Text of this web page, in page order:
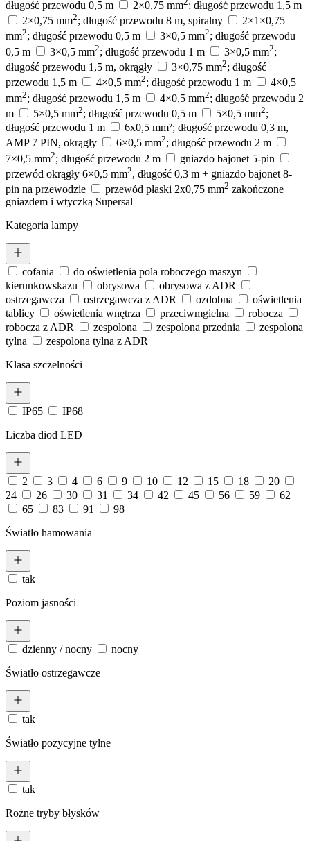
długość przewodu 0,5 m 2×0,75 mm ; długość przewodu 1,5 m
2×0,75 mm2; długość przewodu 8 m, spiralny
2×1×0,75
mm2; długość przewodu 0,5 m 3×0,5 mm2; długość przewodu
0,5 m
3×0,5 mm2; długość przewodu 1 m 3×0,5 mm2;
długość przewodu 1,5 m, okrągły
3×0,75 mm2; długość
przewodu 1,5 m
4×0,5 mm2; długość przewodu 1 m
4×0,5
mm2; długość przewodu 1,5 m 4×0,5 mm2; długość przewodu 2
m
5×0,5 mm2; długość przewodu 0,5 m 5×0,5 mm2;
długość przewodu 1 m
6x0,5 mm²; długość przewodu 0,3 m,
AMP 7 PIN, okrągły
6×0,5 mm2; długość przewodu 2 m
7×0,5 mm2; długość przewodu 2 m
gniazdo bajonet 5-pin
przewód okrągły 6×0,5 mm2, długość 0,3 m + gniazdo bajonet 8-
pin na przewodzie
przewód płaski 2x0,75 mm2 zakończone
gniazdem i wtyczką Supersal
Kategoria lampy
cofania
do oświetlenia pola roboczego maszyn
kierunkowskazu
obrysowa
obrysowa z ADR
ostrzegawcza
ostrzegawcza z ADR ozdobna
oświetlenia
tablicy
oświetlenia wnętrza przeciwmgielna
robocza
robocza z ADR
zespolona zespolona przednia
zespolona
tylna
zespolona tylna z ADR
Klasa szczelności
IP65
IP68
Liczba diod LED
2 3 4 6 9 10 12 15 18
20
24
26 30 31 34 42 45 56 59
62
65
83 91
98
Światło hamowania
tak
Poziom jasności
dzienny / nocny
nocny
Światło ostrzegawcze
tak
Światło pozycyjne tylne
tak
Rożne tryby błysków